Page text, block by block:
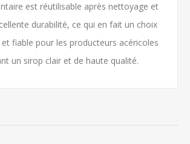
est réutilisable après nettoyage et
durabilité, ce qui en fait un choix
fiable pour les producteurs acéricoles
un sirop clair et de haute qualité.